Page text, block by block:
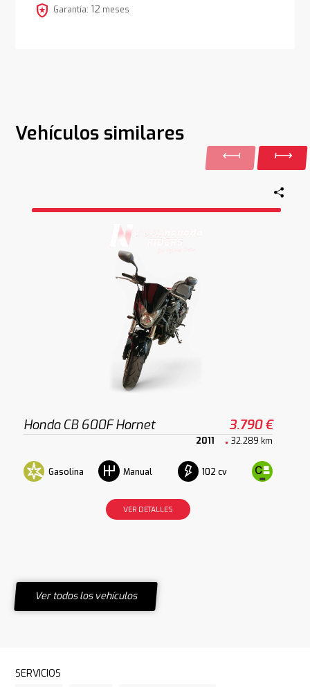
local_police Garantía: 12 meses
Vehículos similares
Honda CB 600F Hornet 3.790 €
2011 32.289 km
Gasolina Manual 102 cv
VER DETALLES
Ver todos los vehículos
SERVICIOS